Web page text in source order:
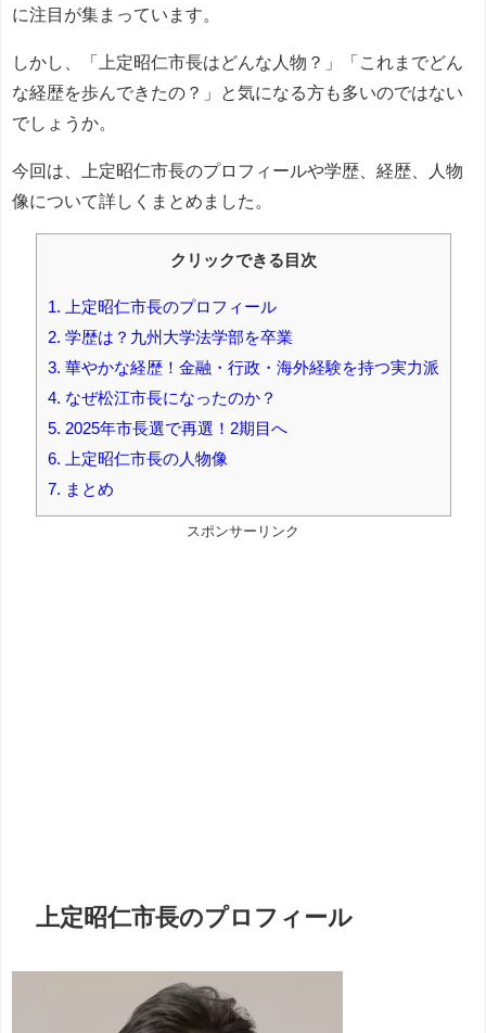
に注目が集まっています。
しかし、「上定昭仁市長はどんな人物？」「これまでどん
な経歴を歩んできたの？」と気になる方も多いのではない
でしょうか。
今回は、上定昭仁市長のプロフィールや学歴、経歴、人物
像について詳しくまとめました。
クリックできる目次
1. 上定昭仁市長のプロフィール
2. 学歴は？九州大学法学部を卒業
3. 華やかな経歴！金融・行政・海外経験を持つ実力派
4. なぜ松江市長になったのか？
5. 2025年市長選で再選！2期目へ
6. 上定昭仁市長の人物像
7. まとめ
スポンサーリンク
上定昭仁市長のプロフィール